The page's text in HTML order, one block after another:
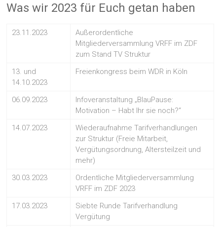
Was wir 2023 für Euch getan haben
23.11.2023
Außerordentliche
Mitgliederversammlung VRFF im ZDF
zum Stand TV Struktur
13. und
14.10.2023
Freienkongress beim WDR in Köln
06.09.2023
Infoveranstaltung „BlauPause:
Motivation – Habt Ihr sie noch?“
14.07.2023
Wiederaufnahme Tarifverhandlungen
zur Struktur (Freie Mitarbeit,
Vergütungsordnung, Altersteilzeit und
mehr)
30.03.2023
Ordentliche Mitgliederversammlung
VRFF im ZDF 2023
17.03.2023
Siebte Runde Tarifverhandlung
Vergütung